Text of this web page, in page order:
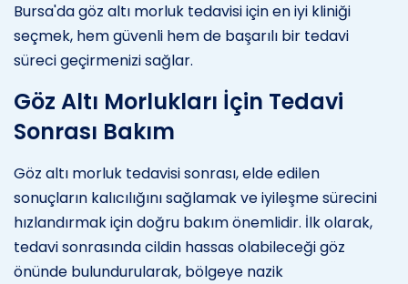
Bursa'da göz altı morluk tedavisi için en iyi kliniği
seçmek, hem güvenli hem de başarılı bir tedavi
süreci geçirmenizi sağlar.
Göz Altı Morlukları İçin Tedavi
Sonrası Bakım
Göz altı morluk tedavisi sonrası, elde edilen
sonuçların kalıcılığını sağlamak ve iyileşme sürecini
hızlandırmak için doğru bakım önemlidir. İlk olarak,
tedavi sonrasında cildin hassas olabileceği göz
önünde bulundurularak, bölgeye nazik